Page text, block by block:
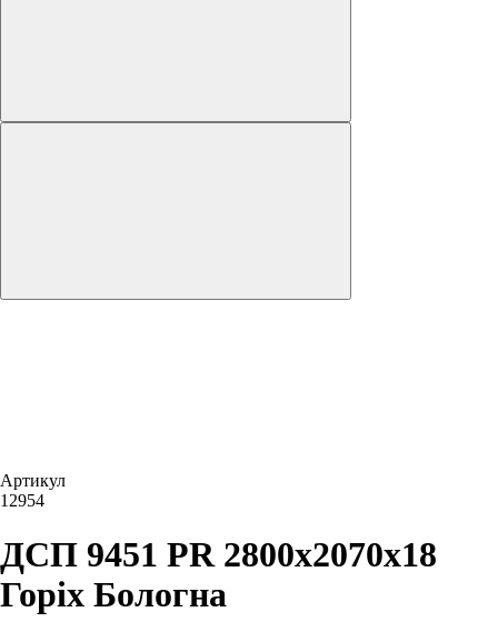
Артикул
12954
ДСП 9451 PR 2800х2070х18
Горіх Бологна